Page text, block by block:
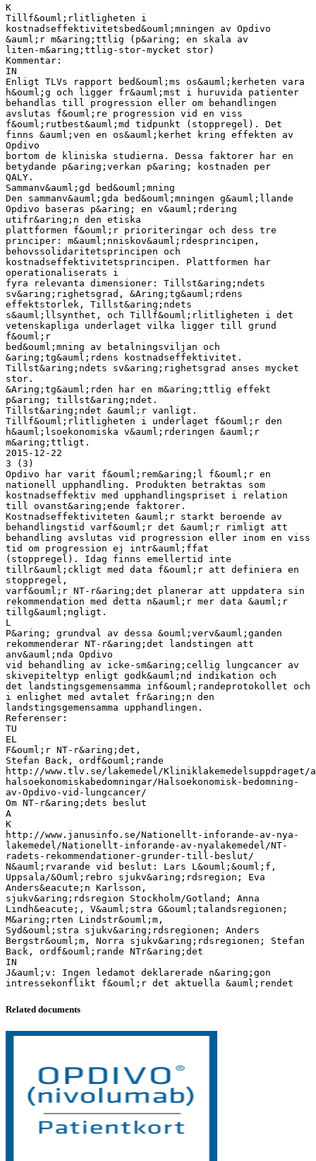
K
Tillf&ouml;rlitligheten i
kostnadseffektivitetsbed&ouml;mningen av Opdivo
&auml;r m&aring;ttlig (p&aring; en skala av
liten-m&aring;ttlig-stor-mycket stor)
Kommentar:
IN
Enligt TLVs rapport bed&ouml;ms os&auml;kerheten vara
h&ouml;g och ligger fr&auml;mst i huruvida patienter
behandlas till progression eller om behandlingen
avslutas f&ouml;re progression vid en viss
f&ouml;rutbest&auml;md tidpunkt (stoppregel). Det
finns &auml;ven en os&auml;kerhet kring effekten av
Opdivo
bortom de kliniska studierna. Dessa faktorer har en
betydande p&aring;verkan p&aring; kostnaden per
QALY.
Sammanv&auml;gd bed&ouml;mning
Den sammanv&auml;gda bed&ouml;mningen g&auml;llande
Opdivo baseras p&aring; en v&auml;rdering
utifr&aring;n den etiska
plattformen f&ouml;r prioriteringar och dess tre
principer: m&auml;nniskov&auml;rdesprincipen,
behovssolidaritetsprincipen och
kostnadseffektivitetsprincipen. Plattformen har
operationaliserats i
fyra relevanta dimensioner: Tillst&aring;ndets
sv&aring;righetsgrad, &Aring;tg&auml;rdens
effektstorlek, Tillst&aring;ndets
s&auml;llsynthet, och Tillf&ouml;rlitligheten i det
vetenskapliga underlaget vilka ligger till grund
f&ouml;r
bed&ouml;mning av betalningsviljan och
&aring;tg&auml;rdens kostnadseffektivitet.
Tillst&aring;ndets sv&aring;righetsgrad anses mycket
stor.
&Aring;tg&auml;rden har en m&aring;ttlig effekt
p&aring; tillst&aring;ndet.
Tillst&aring;ndet &auml;r vanligt.
Tillf&ouml;rlitligheten i underlaget f&ouml;r den
h&auml;lsoekonomiska v&auml;rderingen &auml;r
m&aring;ttligt.
2015-12-22
3 (3)
Opdivo har varit f&ouml;rem&aring;l f&ouml;r en
nationell upphandling. Produkten betraktas som
kostnadseffektiv med upphandlingspriset i relation
till ovanst&aring;ende faktorer.
Kostnadseffektiviteten &auml;r starkt beroende av
behandlingstid varf&ouml;r det &auml;r rimligt att
behandling avslutas vid progression eller inom en viss
tid om progression ej intr&auml;ffat
(stoppregel). Idag finns emellertid inte
tillr&auml;ckligt med data f&ouml;r att definiera en
stoppregel,
varf&ouml;r NT-r&aring;det planerar att uppdatera sin
rekommendation med detta n&auml;r mer data &auml;r
tillg&auml;ngligt.
L
P&aring; grundval av dessa &ouml;verv&auml;ganden
rekommenderar NT-r&aring;det landstingen att
anv&auml;nda Opdivo
vid behandling av icke-sm&aring;cellig lungcancer av
skivepiteltyp enligt godk&auml;nd indikation och
det landstingsgemensamma inf&ouml;randeprotokollet och
i enlighet med avtalet fr&aring;n den
landstingsgemensamma upphandlingen.
Referenser:
TU
EL
F&ouml;r NT-r&aring;det,
Stefan Back, ordf&ouml;rande
http://www.tlv.se/lakemedel/Kliniklakemedelsuppdraget/
halsoekonomiskabedomningar/Halsoekonomisk-bedomning-
av-Opdivo-vid-lungcancer/
Om NT-r&aring;dets beslut
A
K
http://www.janusinfo.se/Nationellt-inforande-av-nya-
lakemedel/Nationellt-inforande-av-nyalakemedel/NT-
radets-rekommendationer-grunder-till-beslut/
N&auml;rvarande vid beslut: Lars L&ouml;&ouml;f,
Uppsala/&Ouml;rebro sjukv&aring;rdsregion; Eva
Anders&eacute;n Karlsson,
sjukv&aring;rdsregion Stockholm/Gotland; Anna
Lindh&eacute;, V&auml;stra G&ouml;talandsregionen;
M&aring;rten Lindstr&ouml;m,
Syd&ouml;stra sjukv&aring;rdsregionen; Anders
Bergstr&ouml;m, Norra sjukv&aring;rdsregionen; Stefan
Back, ordf&ouml;rande NTr&aring;det
IN
J&auml;v: Ingen ledamot deklarerade n&aring;gon
Related documents